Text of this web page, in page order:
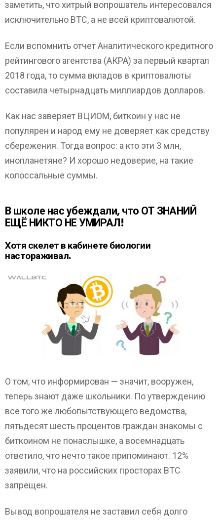
заметить, что хитрый вопрошатель интересовался
исключительно ВТС, а не всей криптовалютой.
Если вспомнить отчет Аналитического кредитного
рейтингового агентства (АКРА) за первый квартал
2018 года, то сумма вкладов в криптовалюты
составила четырнадцать миллиардов долларов.
Как нас заверяет ВЦИОМ, биткоин у нас не
популярен и народ ему не доверяет как средству
сбережения. Тогда вопрос: а кто эти 3 млн,
инопланетяне? И хорошо недоверие, на такие
колоссальные суммы.
В школе нас убеждали, что ОТ ЗНАНИЙ
ЕЩЁ НИКТО НЕ УМИРАЛ!
Хотя скелет в кабинете биологии
настораживал.
О том, что информирован — значит, вооружен,
теперь знают даже школьники. По утверждению
все того же любопытствующего ведомства,
пятьдесят шесть процентов граждан знакомы с
биткоином не понаслышке, а восемнадцать
ответило, что нечто такое припоминают. 12%
заявили, что на российских просторах ВТС
запрещен.
Вывод вопрошателя не заставил себя долго